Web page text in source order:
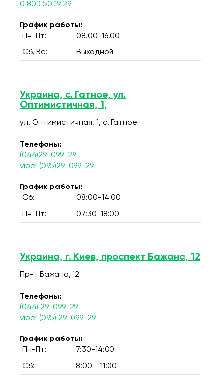
0 800 50 19 29
График работы:
Пн-Пт:
08.00-16.00
Сб, Вс: Выходной
Украина, с. Гатное, ул.
Оптимистичная, 1,
ул. Оптимистичная, 1, c. Гатное
Телефоны:
(044)29-099-29
viber (095)29-099-29
График работы:
Сб:
08:00-14:00
Пн-Пт: 07:30-18:00
Украина, г. Киев, проспект Бажана, 12
Пр-т Бажана, 12
Телефоны:
(044) 29-099-29
viber (095) 29-099-29
График работы:
Пн-Пт:
7:30-14:00
Сб: 8:00 - 11:00